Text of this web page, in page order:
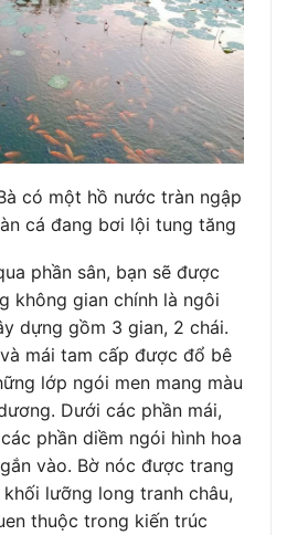
có một hồ nước tràn ngập
cá đang bơi lội tung tăng
phần sân, bạn sẽ được
không gian chính là ngôi
dựng gồm 3 gian, 2 chái.
mái tam cấp được đổ bê
lớp ngói men mang màu
Dưới các phần mái,
phần diềm ngói hình hoa
vào. Bờ nóc được trang
lưỡng long tranh châu,
thuộc trong kiến trúc